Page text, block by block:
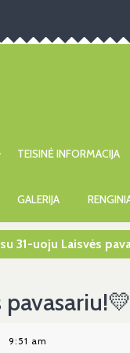
TEISINĖ INFORMACIJA
GALERIJA
31-uoju Laisvės
9:51 am